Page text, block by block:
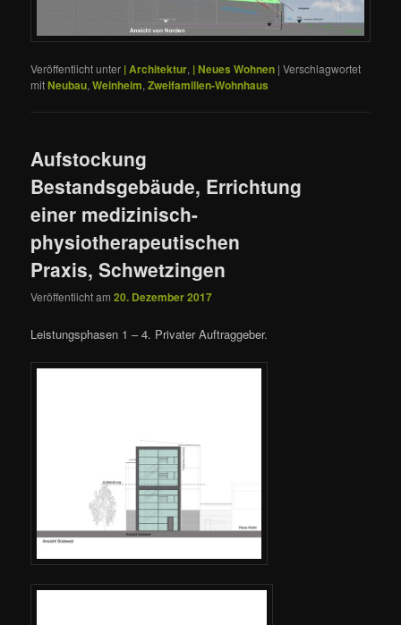
Veröffentlicht unter | Architektur, | Neues Wohnen |Verschlagwortet
mitNeubau,Weinheim,Zweifamilien-Wohnhaus
Aufstockung
Bestandsgebäude, Errichtung
einer medizinisch-
physiotherapeutischen
Praxis, Schwetzingen
Veröffentlicht am20. Dezember 2017
Leistungsphasen 1 – 4. Privater Auftraggeber.